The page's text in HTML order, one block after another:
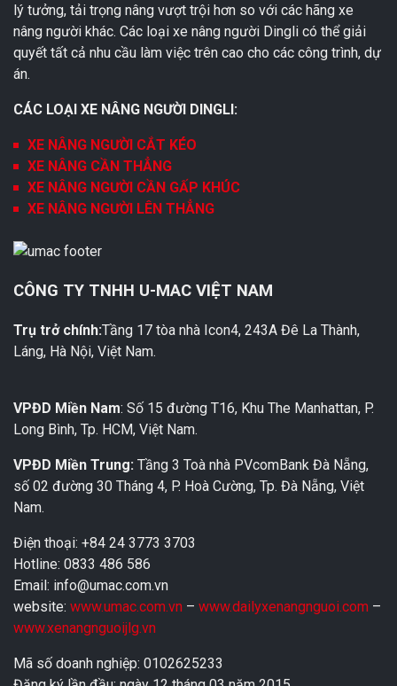
lý tưởng, tải trọng nâng vượt trội hơn so với các hãng xe
nâng người khác. Các loại xe nâng người Dingli có thể giải
quyết tất cả nhu cầu làm việc trên cao cho các công trình, dự
án.
CÁC LOẠI XE NÂNG NGƯỜI DINGLI:
XE NÂNG NGƯỜI CẮT KÉO
XE NÂNG CẦN THẲNG
XE NÂNG NGƯỜI CẦN GẤP KHÚC
XE NÂNG NGƯỜI LÊN THẲNG
CÔNG TY TNHH U-MAC VIỆT NAM
Trụ trở chính:Tầng 17 tòa nhà Icon4, 243A Đê La Thành,
Láng, Hà Nội, Việt Nam.
VPĐD Miền Nam: Số 15 đường T16, Khu The Manhattan, P.
Long Bình, Tp. HCM, Việt Nam.
VPĐD Miền Trung: Tầng 3 Toà nhà PVcomBank Đà Nẵng,
số 02 đường 30 Tháng 4, P. Hoà Cường, Tp. Đà Nẵng, Việt
Nam.
Điện thoại: +84 24 3773 3703
Hotline: 0833 486 586
Email: info@umac.com.vn
website: www.umac.com.vn – www.dailyxenangnguoi.com –
www.xenangnguoijlg.vn
Mã số doanh nghiệp: 0102625233